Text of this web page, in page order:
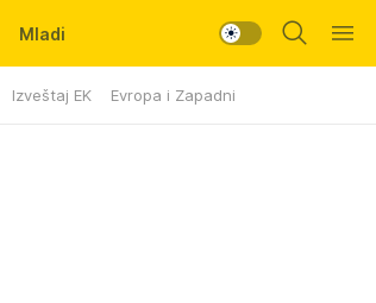
Izveštaj EK Evropa i Zapadni Balkan
Mladi